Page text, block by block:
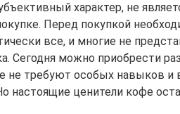
характер, не
Перед покупкой
все, и многие не
Сегодня можно приобрести
не требуют особых навыков
настоящие ценители кофе